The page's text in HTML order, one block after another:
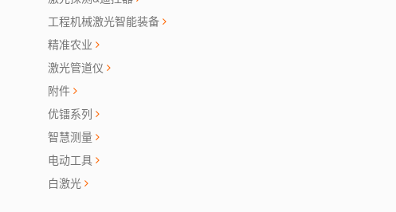
工程机械激光智能装备
精准农业
激光管道仪
附件
优镭系列
智慧测量
电动工具
白激光